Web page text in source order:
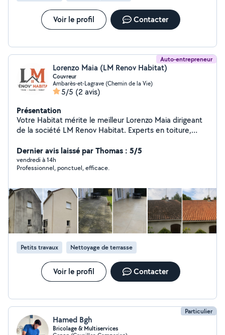
Voir le profil Contacter
Auto-entrepreneur
Lorenzo Maia (LM Renov Habitat)
Couvreur
Ambarès-et-Lagrave (Chemin de la Vie)
5/5 (2 avis)
Présentation
Votre Habitat mérite le meilleur Lorenzo Maia dirigeant
de la société LM Renov Habitat. Experts en toiture,
habitat avec un travail soigné, des matériaux de qualité
et un accompagnement sur-mesure. - Couverture /
charpente - Etanchéité - Pose de velux / pose de
Hydrofuge toiture - Bardage / lambris sous toiture -
Nettoyage de façade / terrasse - Peinture extérieur /
enduit façade - Création terrasse bois
Dernier avis laissé par Thomas : 5/5
vendredi à 14h
Professionnel, ponctuel, efficace.
Petits travaux Nettoyage de terrasse
Voir le profil Contacter
Particulier
Hamed Bgh
Bricolage & Multiservices